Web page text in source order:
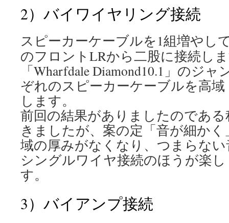
2）バイワイヤリング接続
スピーカーケーブルを1組増やし
のフロントLRから二股に接続し
「Wharfdale Diamond10.1」のジ
ぞれのスピーカーケーブルを高
します。
前回の結果がありましたのであ
きましたが、案の定「音が細か
域の厚みがなくなり、つまらな
シングルワイヤ接続のほうが楽
す。
3）バイアンプ接続